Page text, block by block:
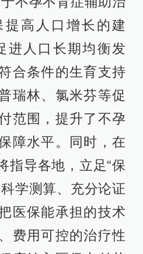
高人口增长的建
进人口长期均衡发
合条件的生育支持
瑞林、氯米芬等促
范围，提升了不孕
障水平。同时，在
指导各地，立足“保
学测算、充分论证
医保能承担的技术
费用可控的治疗性